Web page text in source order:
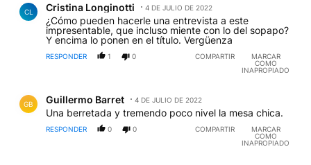
CL Cristina Longinotti 4 DE JULIO DE 2022
¿Cómo pueden hacerle una entrevista a este
impresentable, que incluso miente con lo del sopapo?
Y encima lo ponen en el título. Vergüenza
RESPONDER 1 0 COMPARTIR
MARCAR
COMO
INAPROPIADO
GB Guillermo Barret 4 DE JULIO DE 2022
Una berretada y tremendo poco nivel la mesa chica.
RESPONDER 0 0 COMPARTIR
MARCAR
COMO
INAPROPIADO